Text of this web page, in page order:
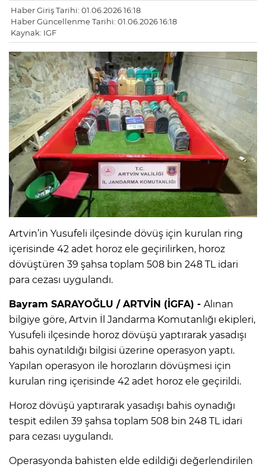
Haber Giriş Tarihi: 01.06.2026 16:18
Haber Güncellenme Tarihi: 01.06.2026 16:18
Kaynak: IGF
Artvin’in Yusufeli ilçesinde dövüş için kurulan ring
içerisinde 42 adet horoz ele geçirilirken, horoz
dövüştüren 39 şahsa toplam 508 bin 248 TL idari
para cezası uygulandı.
Bayram SARAYOĞLU / ARTVİN (İGFA) - Alınan
bilgiye göre, Artvin İl Jandarma Komutanlığı ekipleri,
Yusufeli ilçesinde horoz dövüşü yaptırarak yasadışı
bahis oynatıldığı bilgisi üzerine operasyon yaptı.
Yapılan operasyon ile horozların dövüşmesi için
kurulan ring içerisinde 42 adet horoz ele geçirildi.
Horoz dövüşü yaptırarak yasadışı bahis oynadığı
tespit edilen 39 şahsa toplam 508 bin 248 TL idari
para cezası uygulandı.
Operasyonda bahisten elde edildiği değerlendirilen